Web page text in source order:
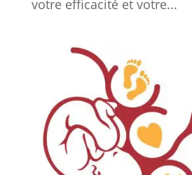
votre efficacité et votre...